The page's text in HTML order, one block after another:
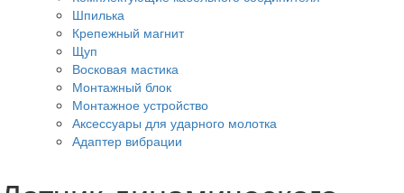
Шпилька
Крепежный магнит
Щуп
Восковая мастика
Монтажный блок
Монтажное устройство
Аксессуары для ударного молотка
Адаптер вибрации